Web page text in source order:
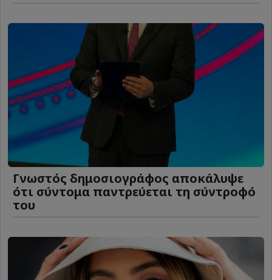
Γνωστός δημοσιογράφος αποκάλυψε
ότι σύντομα παντρεύεται τη σύντροφό
του